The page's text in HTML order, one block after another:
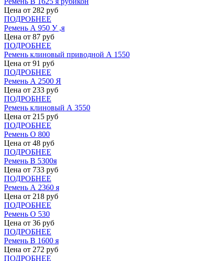
Цена от 282 руб
ПОДРОБНЕЕ
Ремень А 950 У ,я
Цена от 87 руб
ПОДРОБНЕЕ
Ремень клиновый приводной А 1550
Цена от 91 руб
ПОДРОБНЕЕ
Ремень А 2500 Я
Цена от 233 руб
ПОДРОБНЕЕ
Ремень клиновый А 3550
Цена от 215 руб
ПОДРОБНЕЕ
Ремень О 800
Цена от 48 руб
ПОДРОБНЕЕ
Ремень В 5300я
Цена от 733 руб
ПОДРОБНЕЕ
Ремень А 2360 я
Цена от 218 руб
ПОДРОБНЕЕ
Ремень О 530
Цена от 36 руб
ПОДРОБНЕЕ
Ремень В 1600 я
Цена от 272 руб
ПОДРОБНЕЕ